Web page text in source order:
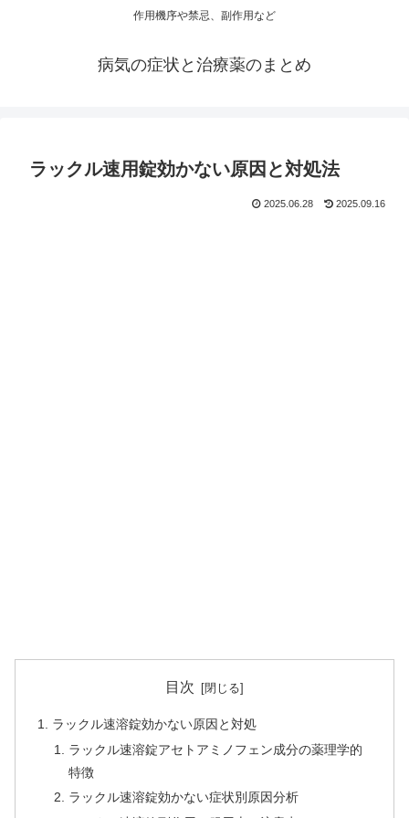
作用機序や禁忌、副作用など
病気の症状と治療薬のまとめ
ラックル速用錠効かない原因と対処法
2025.06.28 2025.09.16
目次
ラックル速溶錠効かない原因と対処
ラックル速溶錠アセトアミノフェン成分の薬理学的
特徴
ラックル速溶錠効かない症状別原因分析